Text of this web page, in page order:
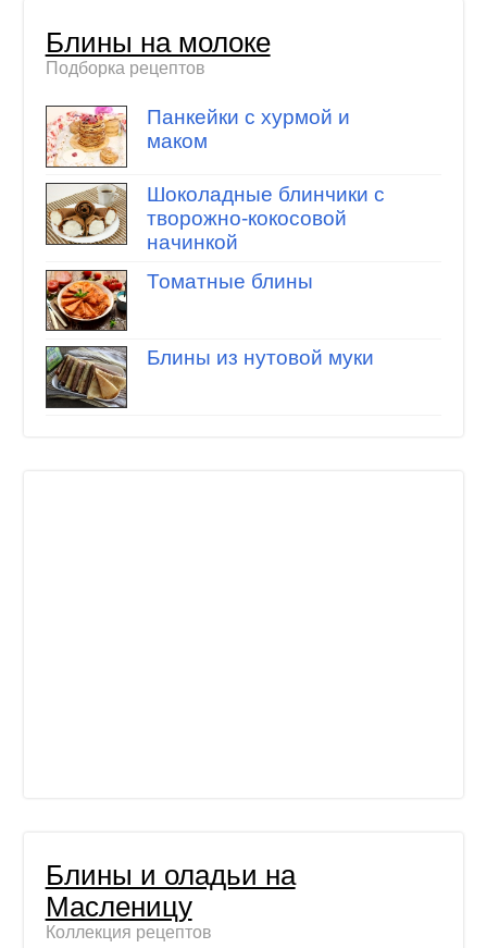
Блины на молоке
Подборка рецептов
Панкейки с хурмой и
маком
Шоколадные блинчики с
творожно-кокосовой
начинкой
Томатные блины
Блины из нутовой муки
Блины и оладьи на
Масленицу
Коллекция рецептов